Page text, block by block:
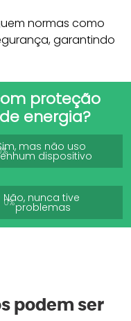
normas como
garantindo
proteção
energia?
% mas não uso
dispositivo
0%
Não, nunca tive
podem ser